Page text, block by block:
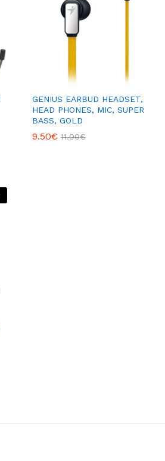
GENIUS EARBUD HEADSET,
HEAD PHONES, MIC, SUPER
BASS, GOLD
9.50€ 11.00€